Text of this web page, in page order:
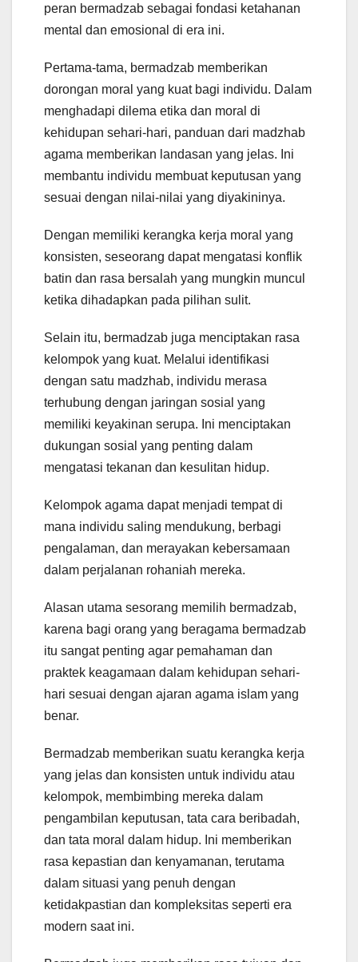
peran bermadzab sebagai fondasi ketahanan
mental dan emosional di era ini.
Pertama-tama, bermadzab memberikan
dorongan moral yang kuat bagi individu. Dalam
menghadapi dilema etika dan moral di
kehidupan sehari-hari, panduan dari madzhab
agama memberikan landasan yang jelas. Ini
membantu individu membuat keputusan yang
sesuai dengan nilai-nilai yang diyakininya.
Dengan memiliki kerangka kerja moral yang
konsisten, seseorang dapat mengatasi konflik
batin dan rasa bersalah yang mungkin muncul
ketika dihadapkan pada pilihan sulit.
Selain itu, bermadzab juga menciptakan rasa
kelompok yang kuat. Melalui identifikasi
dengan satu madzhab, individu merasa
terhubung dengan jaringan sosial yang
memiliki keyakinan serupa. Ini menciptakan
dukungan sosial yang penting dalam
mengatasi tekanan dan kesulitan hidup.
Kelompok agama dapat menjadi tempat di
mana individu saling mendukung, berbagi
pengalaman, dan merayakan kebersamaan
dalam perjalanan rohaniah mereka.
Alasan utama sesorang memilih bermadzab,
karena bagi orang yang beragama bermadzab
itu sangat penting agar pemahaman dan
praktek keagamaan dalam kehidupan sehari-
hari sesuai dengan ajaran agama islam yang
benar.
Bermadzab memberikan suatu kerangka kerja
yang jelas dan konsisten untuk individu atau
kelompok, membimbing mereka dalam
pengambilan keputusan, tata cara beribadah,
dan tata moral dalam hidup. Ini memberikan
rasa kepastian dan kenyamanan, terutama
dalam situasi yang penuh dengan
ketidakpastian dan kompleksitas seperti era
modern saat ini.